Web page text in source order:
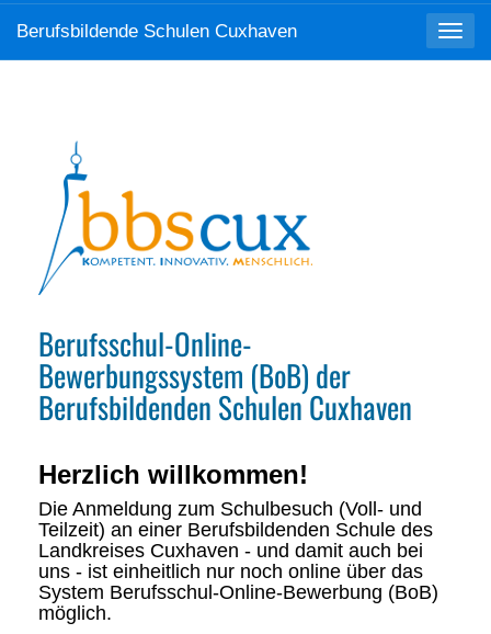
Toggle
Berufsbildende Schulen Cuxhaven
Berufsschul-Online-
Bewerbungssystem (BoB) der
Berufsbildenden Schulen Cuxhaven
Herzlich willkommen!
Die Anmeldung zum Schulbesuch (Voll- und
Teilzeit) an einer Berufsbildenden Schule des
Landkreises Cuxhaven - und damit auch bei
uns - ist einheitlich nur noch online über das
System Berufsschul-Online-Bewerbung (BoB)
möglich.